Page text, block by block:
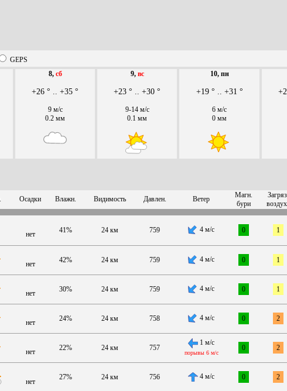
GEPS
8, сб
+26 ° .. +35 °
9 м/с
0.2 мм
9, вс
+23 ° .. +30 °
9-14 м/с
0.1 мм
10, пн
+19 ° .. +31 °
6 м/с
0 мм
Осадки Влажн. Видимость Давлен. Ветер
Магн.
бури
Загряз.
нет 41% 24 км 759 4 м/с 0 1
нет 42% 24 км 759 4 м/с 0 1
нет 30% 24 км 759 4 м/с 0 1
нет 24% 24 км 758 4 м/с 0 2
нет 22% 24 км 757
1 м/с
порывы 6 м/с
0 2
нет
27% 24 км 756 4 м/с 0 2